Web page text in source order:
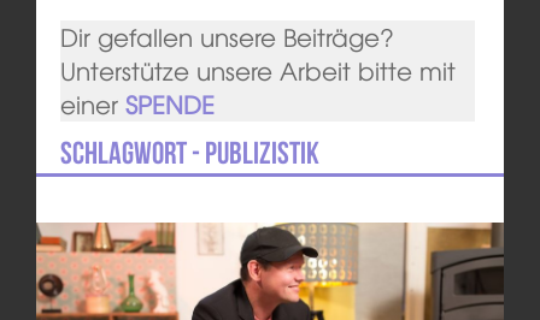
Dir gefallen unsere Beiträge?
Unterstütze unsere Arbeit bitte mit
einer SPENDE
Schlagwort - Publizistik